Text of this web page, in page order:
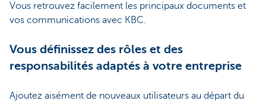
Vous retrouvez facilement les principaux documents et
vos communications avec KBC.
Vous définissez des rôles et des
responsabilités adaptés à votre entreprise
Ajoutez aisément de nouveaux utilisateurs au départ du